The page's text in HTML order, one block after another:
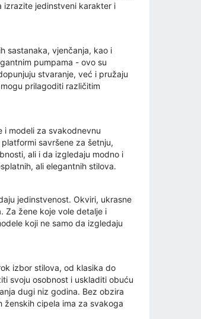
izrazite jedinstveni karakter i
sastanaka, vjenčanja, kao i
pumpama - ovo su
stvaranje, već i pružaju
prilagoditi različitim
i modeli za svakodnevnu
savršene za šetnju,
ali i da izgledaju modno i
ali elegantnih stilova.
jedinstvenost. Okviri, ukrasne
Za žene koje vole detalje i
koji ne samo da izgledaju
izbor stilova, od klasika do
svoju osobnost i uskladiti obuću
dugi niz godina. Bez obzira
cipela ima za svakoga